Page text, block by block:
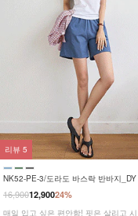
NK52-PE-3/도라도 바스락 반바지_DY
24%
16,90012,900
매일 입고 싶은 편안함! 핏은 살리고
리뷰 5